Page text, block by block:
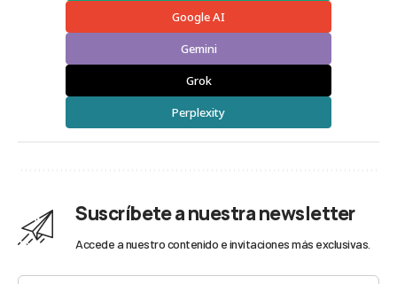
Google AI
Gemini
Grok
Perplexity
Suscríbete a nuestra newsletter
Accede a nuestro contenido e invitaciones más exclusivas.